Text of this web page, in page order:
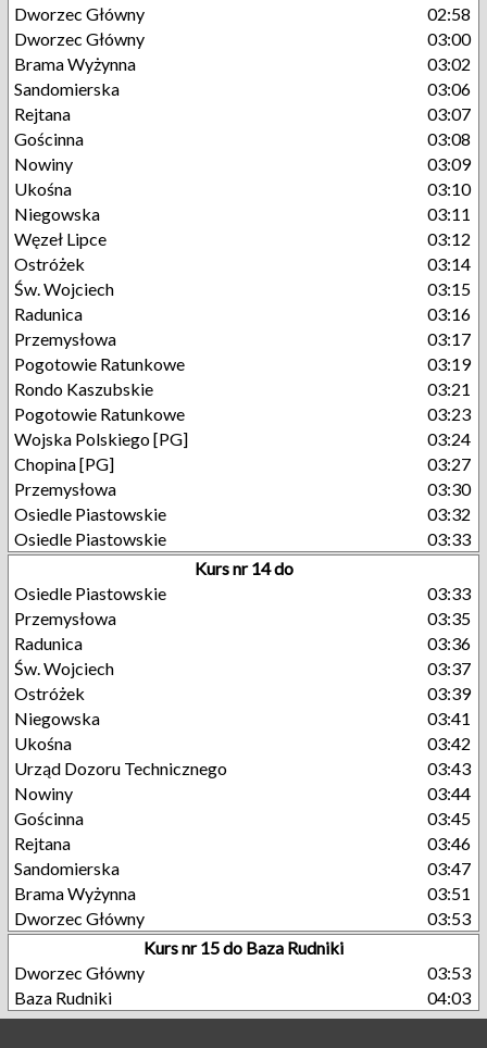
Dworzec Główny
02:58
Dworzec Główny
03:00
Brama Wyżynna
03:02
Sandomierska
03:06
Rejtana
03:07
Gościnna
03:08
Nowiny
03:09
Ukośna
03:10
Niegowska
03:11
Węzeł Lipce
03:12
Ostróżek
03:14
Św. Wojciech
03:15
Radunica
03:16
Przemysłowa
03:17
Pogotowie Ratunkowe
03:19
Rondo Kaszubskie
03:21
Pogotowie Ratunkowe
03:23
Wojska Polskiego [PG]
03:24
Chopina [PG]
03:27
Przemysłowa
03:30
Osiedle Piastowskie
03:32
Osiedle Piastowskie
03:33
Kurs nr 14 do
Osiedle Piastowskie
03:33
Przemysłowa
03:35
Radunica
03:36
Św. Wojciech
03:37
Ostróżek
03:39
Niegowska
03:41
Ukośna
03:42
Urząd Dozoru Technicznego
03:43
Nowiny
03:44
Gościnna
03:45
Rejtana
03:46
Sandomierska
03:47
Brama Wyżynna
03:51
Dworzec Główny
03:53
Kurs nr 15 do Baza Rudniki
Dworzec Główny
03:53
Baza Rudniki
04:03